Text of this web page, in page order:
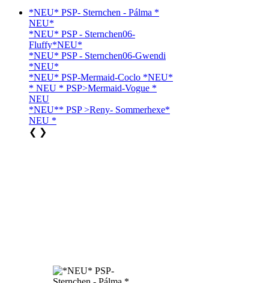
*NEU* PSP- Sternchen - Pálma *
NEU*
*NEU* PSP - Sternchen06-
Fluffy*NEU*
*NEU* PSP - Sternchen06-Gwendi
*NEU*
*NEU* PSP-Mermaid-Coclo *NEU*
* NEU * PSP>Mermaid-Vogue *
NEU
*NEU** PSP >Reny- Sommerhexe*
NEU *
❮ ❯